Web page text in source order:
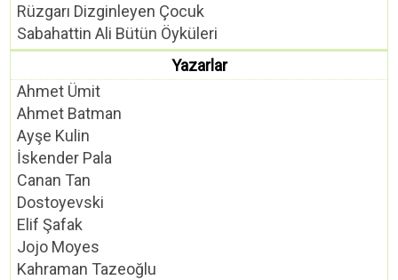
Rüzgarı Dizginleyen Çocuk
Sabahattin Ali Bütün Öyküleri
Yazarlar
Ahmet Ümit
Ahmet Batman
Ayşe Kulin
İskender Pala
Canan Tan
Dostoyevski
Elif Şafak
Jojo Moyes
Kahraman Tazeoğlu